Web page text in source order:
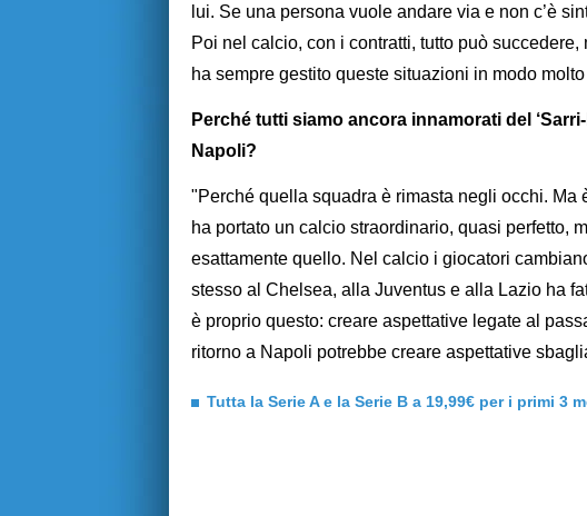
lui. Se una persona vuole andare via e non c’è
Poi nel calcio, con i contratti, tutto può
ha sempre gestito queste situazioni in modo
Perché tutti siamo ancora innamorati del
Napoli?
"Perché quella squadra è rimasta negli occhi. Ma
ha portato un calcio straordinario, quasi perfetto,
esattamente quello. Nel calcio i giocatori
stesso al Chelsea, alla Juventus e alla Lazio ha
è proprio questo: creare aspettative legate al
ritorno a Napoli potrebbe creare aspettative
Tutta la Serie A e la Serie B a 19,99€ per i primi 3